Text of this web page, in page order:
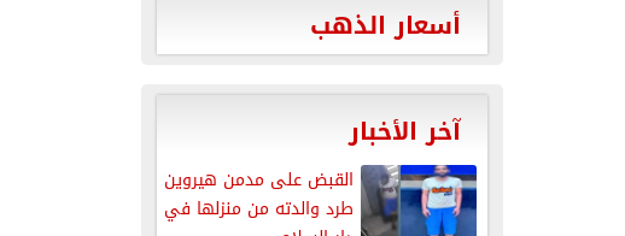
أسعار الذهب
آخر الأخبار
القبض على مدمن هيروين
طرد والدته من منزلها في